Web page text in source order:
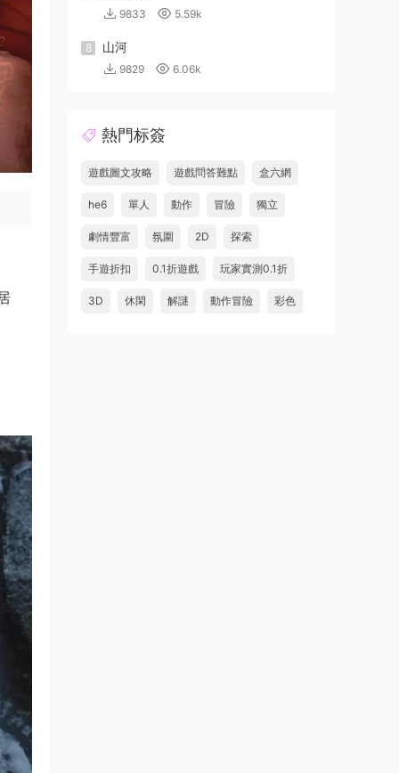
9833 5.59k
8 山河
9829 6.06k
熱門标簽
遊戲圖文攻略 遊戲問答難點 盒六網
he6 單人 動作 冒險 獨立
劇情豐富 氛圍 2D 探索
手遊折扣 0.1折遊戲 玩家實測0.1折
3D 休閑 解謎 動作冒險 彩色